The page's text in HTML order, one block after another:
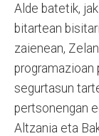
Alde batetik,
bitartean
zaienean,
programazioan
segurtasun
pertsonengan
Altzania eta